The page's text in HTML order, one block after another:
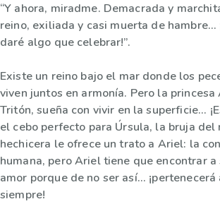
“Y ahora, miradme. Demacrada y
reino, exiliada y casi muerta de hambre...
daré algo que celebrar!”.
Existe un reino bajo el mar donde los
viven juntos en armonía. Pero la
Tritón, sueña con vivir en la superficie...
el cebo perfecto para Úrsula, la bruja del
hechicera le ofrece un trato a Ariel: la
humana, pero Ariel tiene que encontrar
amor porque de no ser así...
siempre!